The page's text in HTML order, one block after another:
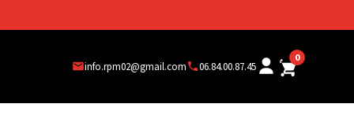
info.rpm02@gmail.com 06.84.00.87.45
0